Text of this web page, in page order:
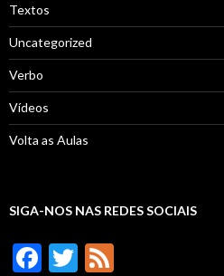
Textos
Uncategorized
Verbo
Vídeos
Volta as Aulas
SIGA-NOS NAS REDES SOCIAIS
F
T